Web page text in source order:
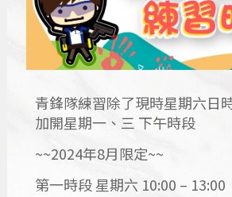
青鋒隊練習除了現時星期六日
加開星期一、三 下午時段
~~2024年8月限定~~
第一時段 星期六 10:00 – 13:00